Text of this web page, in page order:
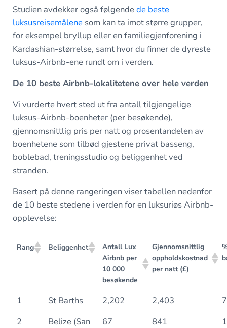
Studien avdekker også følgendede beste
luksusreisemålenesom kan ta imot større grupper,
for eksempel bryllup eller en familiegjenforening i
Kardashian-størrelse, samt hvor du finner de dyreste
luksus-Airbnb-ene rundt om i verden.
De 10 beste Airbnb-lokalitetene over hele verden
Vi vurderte hvert sted ut fra antall tilgjengelige
luksus-Airbnb-boenheter (per besøkende),
gjennomsnittlig pris per natt og prosentandelen av
boenhetene som tilbød gjestene privat basseng,
boblebad, treningsstudio og beliggenhet ved
stranden.
Basert på denne rangeringen viser tabellen nedenfor
de 10 beste stedene i verden for en luksuriøs Airbnb-
opplevelse:
Rang Beliggenhet
Antall Lux
Airbnb per
10 000
besøkende
Gjennomsnittlig
oppholdskostnad
per natt (£)
1 St Barths 2,202 2,403
2
Belize (San
67 841